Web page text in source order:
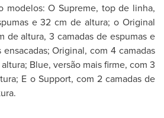
modelos: O Supreme, top de linha,
e 32 cm de altura; o Original
de altura, 3 camadas de espumas e
Original, com 4 camadas
Blue, versão mais firme, com 3
E o Support, com 2 camadas de